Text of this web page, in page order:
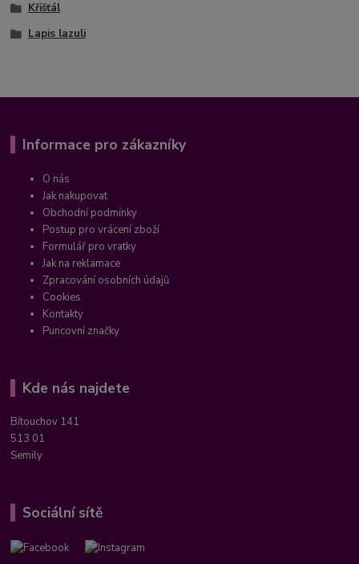
Křišťál
Lapis lazuli
Informace pro zákazníky
O nás
Jak nakupovat
Obchodní podmínky
Postup pro vrácení zboží
Formulář pro vratky
Jak na reklamace
Zpracování osobních údajů
Cookies
Kontakty
Puncovní značky
Kde nás najdete
Bítouchov 141
513 01
Semily
Sociální sítě